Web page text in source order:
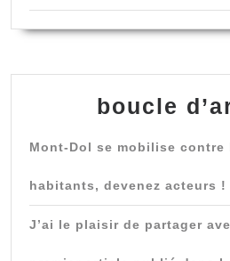
boucle
Mont-Dol se mobilise
habitants, devenez acteurs !
J’ai le plaisir de partager